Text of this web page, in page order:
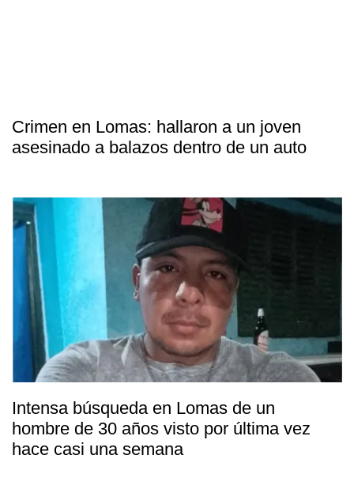
Crimen en Lomas: hallaron a un joven
asesinado a balazos dentro de un auto
Intensa búsqueda en Lomas de un
hombre de 30 años visto por última vez
hace casi una semana